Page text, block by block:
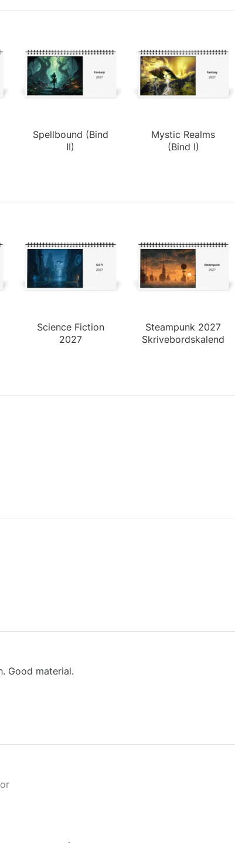
Spellbound (Bind
II)
Mystic Realms
(Bind I)
Science Fiction
2027
Steampunk 2027
Skrivebordskalender
Good material.